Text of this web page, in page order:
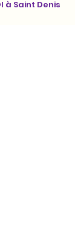
à Saint Denis